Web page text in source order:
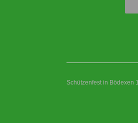
Schützenfest in Bödexen